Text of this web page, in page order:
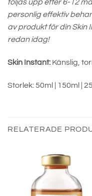
följas upp efter 6-12
personlig effektiv
av produkt för din Skin
redan idag!
Skin Instant: Känslig,
Storlek: 50ml | 150ml |
RELATERADE